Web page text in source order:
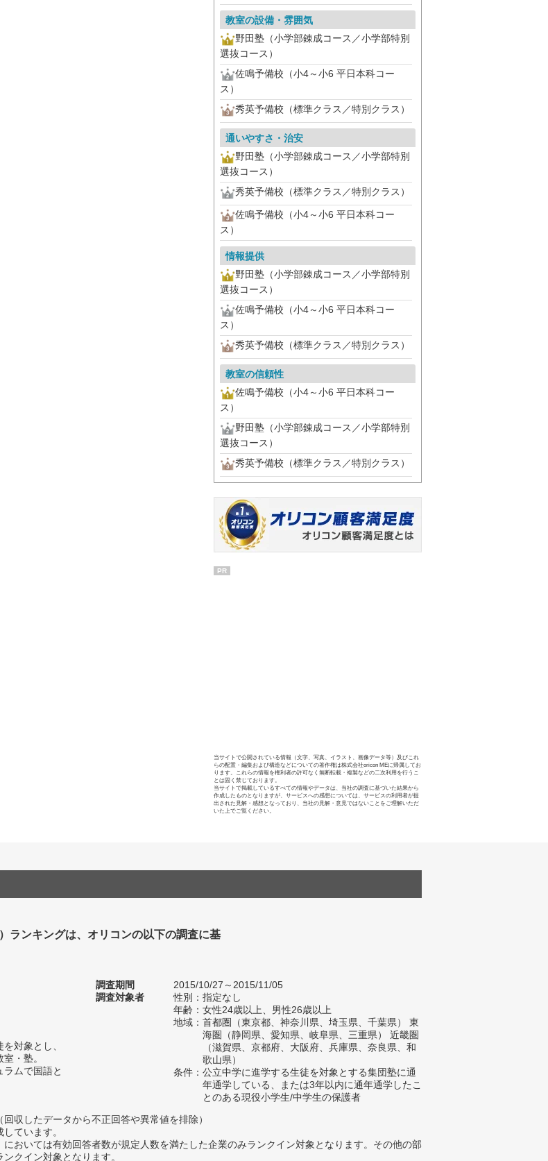
教室の設備・雰囲気
野田塾（小学部錬成コース／小学部特別
選抜コース）
佐鳴予備校（小4～小6 平日本科コー
ス）
秀英予備校（標準クラス／特別クラス）
通いやすさ・治安
野田塾（小学部錬成コース／小学部特別
選抜コース）
秀英予備校（標準クラス／特別クラス）
佐鳴予備校（小4～小6 平日本科コー
ス）
情報提供
野田塾（小学部錬成コース／小学部特別
選抜コース）
佐鳴予備校（小4～小6 平日本科コー
ス）
秀英予備校（標準クラス／特別クラス）
教室の信頼性
佐鳴予備校（小4～小6 平日本科コー
ス）
野田塾（小学部錬成コース／小学部特別
選抜コース）
秀英予備校（標準クラス／特別クラス）
PR
当サイトで公開されている情報（文字、写真、イラスト、画像データ等）及びこれ
らの配置・編集および構造などについての著作権は株式会社oricon MEに帰属してお
ります。これらの情報を権利者の許可なく無断転載・複製などの二次利用を行うこ
とは固く禁じております。
当サイトで掲載しているすべての情報やデータは、当社の調査に基づいた結果から
作成したものとなりますが、サービスへの感想については、サービスの利用者が提
出された見解・感想となっており、当社の見解・意見ではないことをご理解いただ
いた上でご覧ください。
ランキングは、オリコンの以下の調査に基
対象とし、
・塾。
ムで国語と
調査期間
2015/10/27～2015/11/05
調査対象者
性別：指定なし
年齢：女性24歳以上、男性26歳以上
地域：首都圏（東京都、神奈川県、埼玉県、千葉県） 東
海圏（静岡県、愛知県、岐阜県、三重県） 近畿圏
（滋賀県、京都府、大阪府、兵庫県、奈良県、和
歌山県）
条件：公立中学に進学する生徒を対象とする集団塾に通
年通学している、または3年以内に通年通学したこ
とのある現役小学生/中学生の保護者
収したデータから不正回答や異常値を排除）
ています。
おいては有効回答者数が規定人数を満たした企業のみランクイン対象となります。その他の部
クイン対象となります。